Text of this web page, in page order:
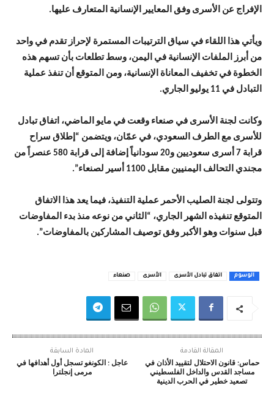
الإفراج عن الأسرى وفق المعايير الإنسانية المتعارف عليها.
ويأتي هذا اللقاء في سياق الترتيبات المستمرة لإحراز تقدم في واحد
من أبرز الملفات الإنسانية في اليمن، وسط تطلعات بأن تسهم هذه
الخطوة في تخفيف المعاناة الإنسانية، ومن المتوقع أن تنفذ عملية
التبادل في 11 يوليو الجاري.
وكانت لجنة الأسرى في صنعاء وقعت في مايو الماضي، اتفاق تبادل
للأسرى مع الطرف السعودي، في عمّان، ويتضمن “إطلاق سراح
قرابة 7 أسرى سعوديين و20 سودانياً إضافة إلى قرابة 580 عنصراً من
مجندي التحالف اليمنيين مقابل 1100 أسير لصنعاء”.
وتتولى لجنة الصليب الأحمر عملية التنفيذ، فيما يعد هذا الاتفاق
المتوقع تنفيذه الشهر الجاري، “الثاني من نوعه منذ بدء المفاوضات
قبل سنوات وهو الأكبر وفق توصيف المشاركين بالمفاوضات”.
الوسوم اتفاق تبادل الأسرى الأسرى صنعاء
المادة السابقة
عاجل : الكونغو تسجل أول أهدافها في
مرمى إنجلترا
المقالة القادمة
حماس: قانون الاحتلال لتقييد الأذان في
مساجد القدس والداخل الفلسطيني
تصعيد خطير في الحرب الدينية